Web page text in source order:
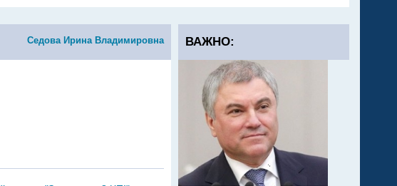
Седова Ирина Владимировна ВАЖНО: